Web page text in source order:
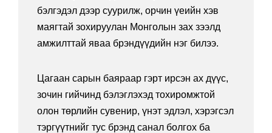
бэлгэдэл дээр суурилж, орчин үеийн хэв
маягтай зохируулан Монголын зах зээлд
амжилттай яваа брэндүүдийн нэг билээ.
Цагаан сарын баяраар гэрт ирсэн ах дүүс,
зочин гийчинд бэлэглэхэд тохиромжтой
олон төрлийн сувенир, үнэт эдлэл, хэрэгсэл
тэргүүтнийг тус брэнд санал болгох ба